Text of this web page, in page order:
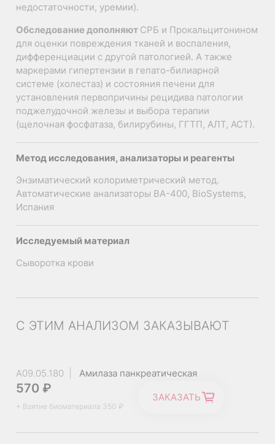
недостаточности, уремии).
Обследование дополняют СРБ и Прокальцитонином
для оценки повреждения тканей и воспаления,
дифференциации с другой патологией. А также
маркерами гипертензии в гепато-билиарной
системе (холестаз) и состояния печени для
установления первопричины рецидива патологии
поджелудочной железы и выбора терапии
(щелочная фосфатаза, билирубины, ГГТП, АЛТ, АСТ).
Метод исследования, анализаторы и реагенты
Энзиматический колориметрический метод.
Автоматические анализаторы ВА-400, BioSystems,
Испания
Исследуемый материал
Сыворотка крови
Диагностика панкреатита и других заболеваний
Референс
Единицы
измерения
С ЭТИМ АНАЛИЗОМ ЗАКАЗЫВАЮТ
A09.05.180 Амилаза панкреатическая
570 ₽
+ Взятие биоматериала 350 ₽
ЗАКАЗАТЬ